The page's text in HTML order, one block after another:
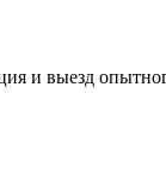
и выезд